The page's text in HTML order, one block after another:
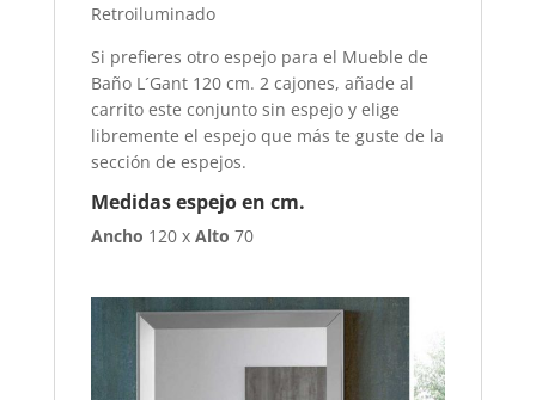
Retroiluminado
Si prefieres otro espejo para el Mueble de
Baño L´Gant 120 cm. 2 cajones, añade al
carrito este conjunto sin espejo y elige
libremente el espejo que más te guste de la
sección de espejos.
Medidas espejo en cm.
Ancho 120 x Alto 70